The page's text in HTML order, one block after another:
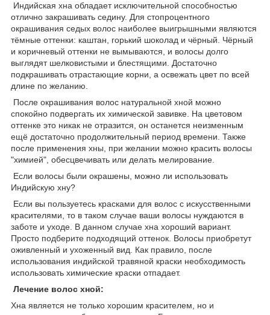
Индийская хна обладает исключительной способностью
отлично закрашивать седину. Для стопроцентного
окрашивания седых волос наиболее выигрышными являются
тёмные оттенки: каштан, горький шоколад и чёрный. Чёрный
и коричневый оттенки не вымываются, и волосы долго
выглядят шелковистыми и блестящими. Достаточно
подкрашивать отрастающие корни, а освежать цвет по всей
длине по желанию.
После окрашивания волос натуральной хной можно
спокойно подвергать их химической завивке. На цветовом
оттенке это никак не отразится, он останется неизменным
ещё достаточно продолжительный период времени. Также
после применения хны, при желании можно красить волосы
"химией", обесцвечивать или делать мелирование.
Если волосы были окрашены, можно ли использовать
Индийскую хну?
Если вы пользуетесь красками для волос с искусственными
красителями, то в таком случае ваши волосы нуждаются в
заботе и уходе. В данном случае хна хороший вариант.
Просто подберите подходящий оттенок. Волосы приобретут
оживленный и ухоженный вид. Как правило, после
использования индийской травяной краски необходимость
использовать химические краски отпадает.
Лечение волос хной:
Хна является не только хорошим красителем, но и